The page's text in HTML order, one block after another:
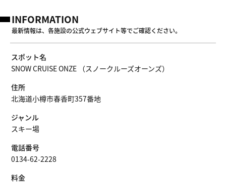
INFORMATION
最新情報は、各施設の公式ウェブサイト等でご確認ください。
スポット名
SNOW CRUISE ONZE （スノークルーズオーンズ）
住所
北海道小樽市春香町357番地
ジャンル
スキー場
電話番号
0134-62-2228
料金